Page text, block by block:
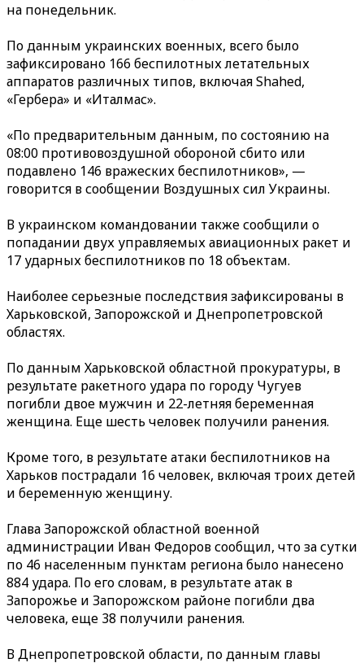
на понедельник.
По данным украинских военных, всего было
зафиксировано 166 беспилотных летательных
аппаратов различных типов, включая Shahed,
«Гербера» и «Италмас».
«По предварительным данным, по состоянию на
08:00 противовоздушной обороной сбито или
подавлено 146 вражеских беспилотников», —
говорится в сообщении Воздушных сил Украины.
В украинском командовании также сообщили о
попадании двух управляемых авиационных ракет и
17 ударных беспилотников по 18 объектам.
Наиболее серьезные последствия зафиксированы в
Харьковской, Запорожской и Днепропетровской
областях.
По данным Харьковской областной прокуратуры, в
результате ракетного удара по городу Чугуев
погибли двое мужчин и 22-летняя беременная
женщина. Еще шесть человек получили ранения.
Кроме того, в результате атаки беспилотников на
Харьков пострадали 16 человек, включая троих детей
и беременную женщину.
Глава Запорожской областной военной
администрации Иван Федоров сообщил, что за сутки
по 46 населенным пунктам региона было нанесено
884 удара. По его словам, в результате атак в
Запорожье и Запорожском районе погибли два
человека, еще 38 получили ранения.
В Днепропетровской области, по данным главы